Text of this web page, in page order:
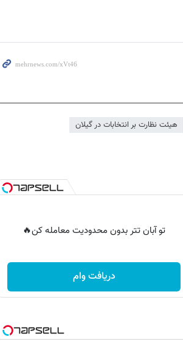
هیئت نظارت بر انتخابات در گیلان
تو آبان تتر بدون محدودیت معامله کن🔥
دریافت وام